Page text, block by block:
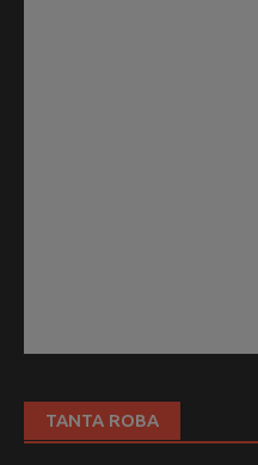
TANTA ROBA